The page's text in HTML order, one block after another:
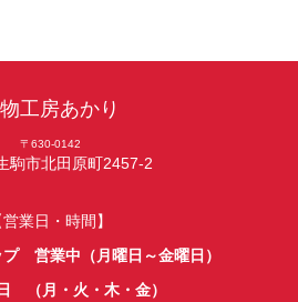
工房あかり
〒630-0142
駒市北田原町2457-2
営業日・時間】
営業中（月曜日～金曜日）
（月・火・木・金）